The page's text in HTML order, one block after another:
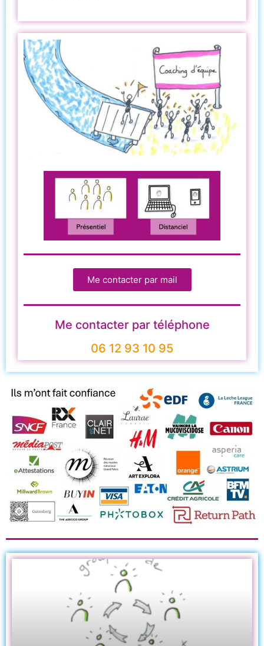
Me contacter par mail
Me contacter par téléphone
06 12 93 10 95